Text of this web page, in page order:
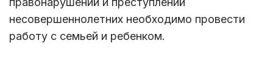
несовершеннолетних необходимо провести
работу с семьей и ребенком.